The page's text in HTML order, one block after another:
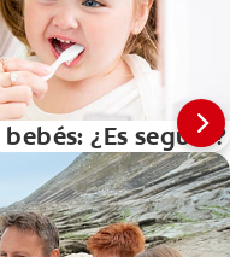
¿Es seguro?